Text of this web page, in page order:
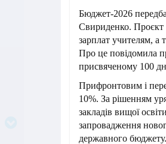
Бюджет-2026
Свириденко. Проєкт
зарплат учителям, а
Про це повідомила
присвяченому 100
Прифронтовим і
10%. За рішенням
закладів вищої освіти
запровадження
державного бюджету.